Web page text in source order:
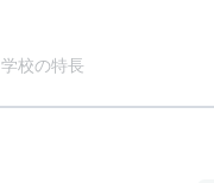
学校の特長